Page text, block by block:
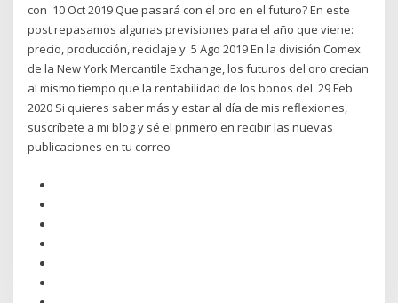
con 10 Oct 2019 Que pasará con el oro en el futuro? En este
post repasamos algunas previsiones para el año que viene:
precio, producción, reciclaje y 5 Ago 2019 En la división Comex
de la New York Mercantile Exchange, los futuros del oro crecían
al mismo tiempo que la rentabilidad de los bonos del 29 Feb
2020 Si quieres saber más y estar al día de mis reflexiones,
suscríbete a mi blog y sé el primero en recibir las nuevas
publicaciones en tu correo